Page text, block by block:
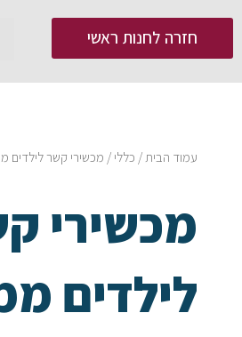
חזרה לחנות ראשי
עמוד הבית / כללי / מכשירי קשר לילדים
מכשירי
לילדים